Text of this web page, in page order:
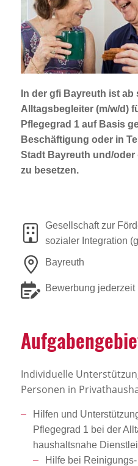
Jobportal
Presse und Medien
bbw e. V.
Karriere
Presse
In der gfi Bayreuth ist
Alltagsbegleiter (m/w/d)
Pflegegrad 1 auf Basis
Beschäftigung oder in
Stadt Bayreuth und/
zu besetzen.
Gesellschaft zur
sozialer Integration
Bayreuth
Bewerbung jederzeit
Individuelle
Personen in
Hilfen und
Pflegegrad 1 bei der
haushaltsnahe
Hilfe bei